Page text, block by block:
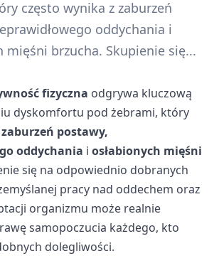
często wynika z zaburzeń
oddychania i
mięśni brzucha. Skupienie się...
fizyczna odgrywa kluczową
dyskomfortu pod żebrami, który
zaburzeń postawy,
oddychania i osłabionych mięśni
się na odpowiednio dobranych
pracy nad oddechem oraz
organizmu może realnie
samopoczucia każdego, kto
dolegliwości.